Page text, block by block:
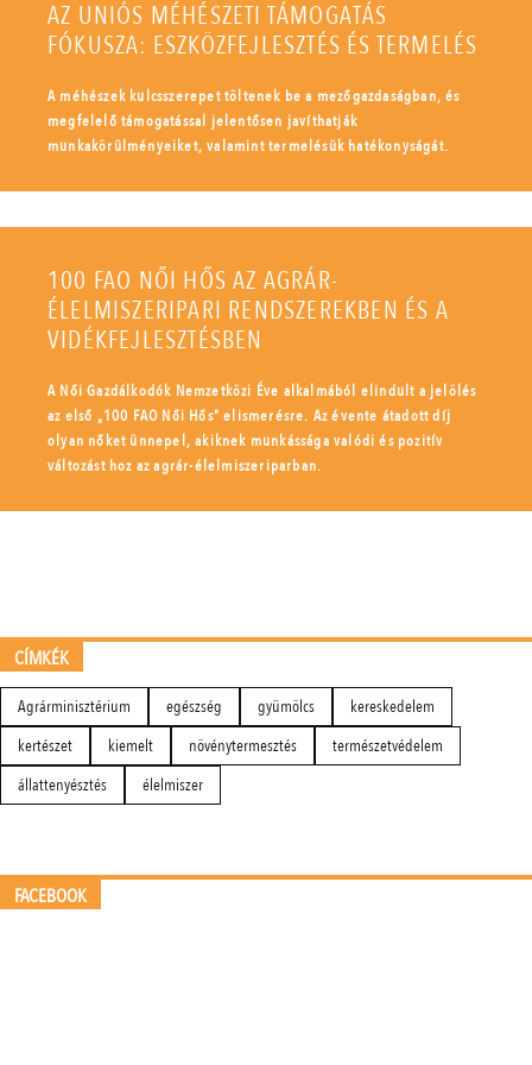
AZ UNIÓS MÉHÉSZETI TÁMOGATÁS
FÓKUSZA: ESZKÖZFEJLESZTÉS ÉS TERMELÉS
A méhészek kulcsszerepet töltenek be a mezőgazdaságban, és
megfelelő támogatással jelentősen javíthatják
munkakörülményeiket, valamint termelésük hatékonyságát.
100 FAO NŐI HŐS AZ AGRÁR-
ÉLELMISZERIPARI RENDSZEREKBEN ÉS A
VIDÉKFEJLESZTÉSBEN
A Női Gazdálkodók Nemzetközi Éve alkalmából elindult a jelölés
az első „100 FAO Női Hős” elismerésre. Az évente átadott díj
olyan nőket ünnepel, akiknek munkássága valódi és pozitív
változást hoz az agrár-élelmiszeriparban.
CÍMKÉK
Agrárminisztérium egészség gyümölcs
kereskedelem
kertészet
kiemelt növénytermesztés
természetvédelem
állattenyésztés
élelmiszer
FACEBOOK